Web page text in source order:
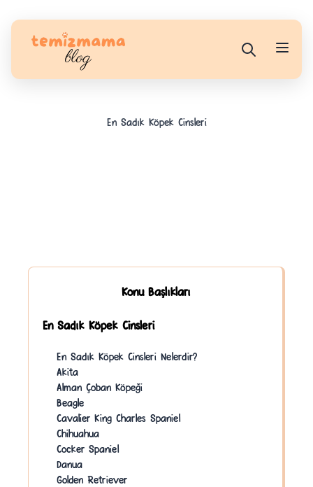
En Sadık Köpek Cinsleri
Konu Başlıkları
En Sadık Köpek Cinsleri
En Sadık Köpek Cinsleri Nelerdir?
Akita
Alman Çoban Köpeği
Beagle
Cavalier King Charles Spaniel
Chihuahua
Cocker Spaniel
Danua
Golden Retriever